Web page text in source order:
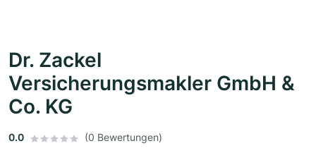
Dr. Zackel
Versicherungsmakler GmbH &
Co. KG
0.0 (0 Bewertungen)